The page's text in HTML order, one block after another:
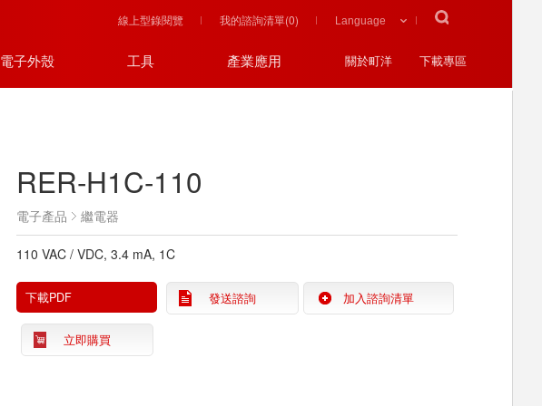
線上型錄閱覽 我的諮詢清單(0)
電子外殼 工具 產業應用 關於町洋 下載專區
RER-H1C-110
電子產品 繼電器
110 VAC / VDC, 3.4 mA, 1C
下載PDF 發送諮詢 加入諮詢清單
立即購買